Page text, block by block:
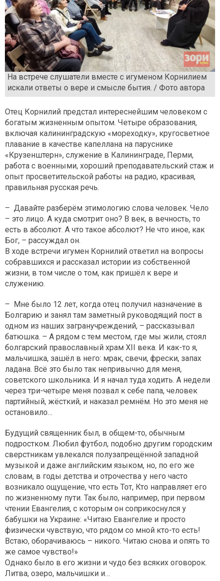
На встрече слушатели вместе с игуменом Корнилием
искали ответы о вере и смысле бытия. / Фото автора
Отец Корнилий предстал интереснейшим человеком с
богатым жизненным опытом. Четыре образования,
включая калининградскую «мореходку», кругосветное
плавание в качестве капеллана на паруснике
«Крузенштерн», служение в Калининграде, Перми,
работа с военными, хороший преподавательский стаж и
опыт просветительской работы на радио, красивая,
правильная русская речь.
– Давайте разберём этимологию слова человек. Чело
– это лицо. А куда смотрит оно? В век, в вечность, то
есть в абсолют. А что такое абсолют? Не что иное, как
Бог, – рассуждал он.
В ходе встречи игумен Корнилий ответил на вопросы
собравшихся и рассказал истории из собственной
жизни, в том числе о том, как пришёл к вере и
служению.
– Мне было 12 лет, когда отец получил назначение в
Болгарию и занял там заметный руководящий пост в
одном из наших загранучреждений, – рассказывал
батюшка. – А рядом с тем местом, где мы жили, стоял
болгарский православный храм XII века. И как-то я,
мальчишка, зашёл в него: мрак, свечи, фрески, запах
ладана. Всё это было так непривычно для меня,
советского школьника. И я начал туда ходить. А недели
через три-четыре меня позвал к себе папа, человек
партийный, жёсткий, и наказал ремнём. Но это меня не
остановило…
Будущий священник был, в общем-то, обычным
подростком. Любил футбол, подобно другим городским
сверстникам увлекался полузапрещённой западной
музыкой и даже английским языком, но, по его же
словам, в годы детства и отрочества у него часто
возникало ощущение, что есть Тот, Кто направляет его
по жизненному пути. Так было, например, при первом
чтении Евангелия, с которым он соприкоснулся у
бабушки на Украине: «Читаю Евангелие и просто
физически чувствую, что рядом со мной кто-то есть!
Встаю, оборачиваюсь – никого. Читаю снова и опять то
же самое чувство!»
Однако было в его жизни и чудо без всяких оговорок.
Литва, озеро, мальчишки и…